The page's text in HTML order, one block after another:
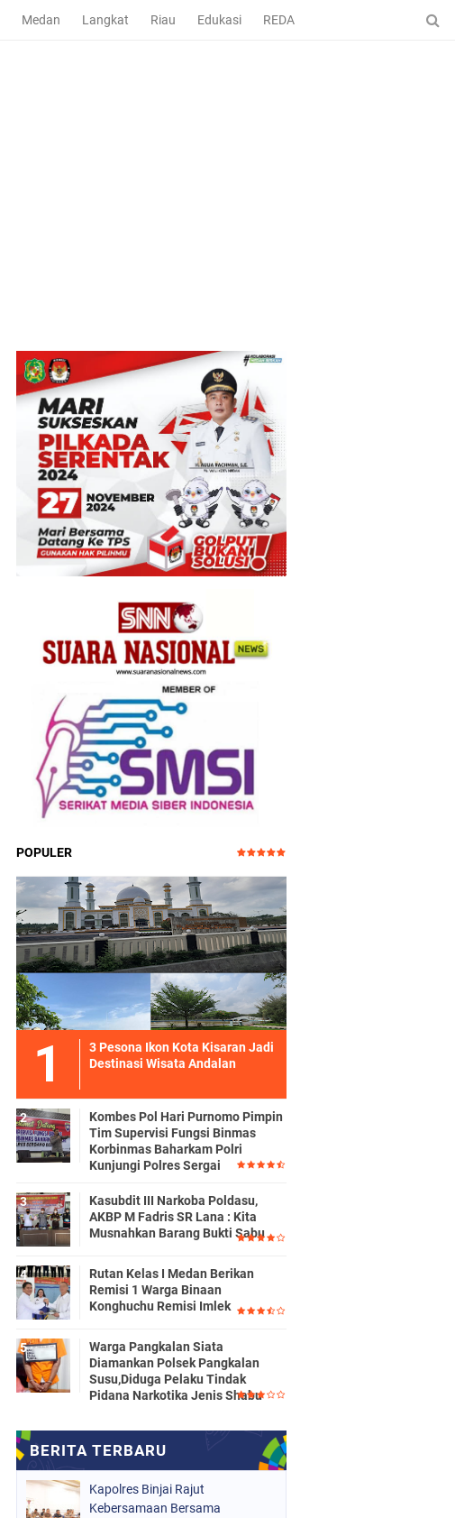
Medan Langkat Riau Edukasi REDAKSI
POPULER
3 Pesona Ikon Kota Kisaran Jadi
Destinasi Wisata Andalan
Kombes Pol Hari Purnomo Pimpin
Tim Supervisi Fungsi Binmas
Korbinmas Baharkam Polri
Kunjungi Polres Sergai
Kasubdit III Narkoba Poldasu,
AKBP M Fadris SR Lana : Kita
Musnahkan Barang Bukti Sabu
Rutan Kelas I Medan Berikan
Remisi 1 Warga Binaan
Konghuchu Remisi Imlek
Warga Pangkalan Siata
Diamankan Polsek Pangkalan
Susu,Diduga Pelaku Tindak
Pidana Narkotika Jenis Shabu
Kapolres Binjai Rajut
Kebersamaan Bersama